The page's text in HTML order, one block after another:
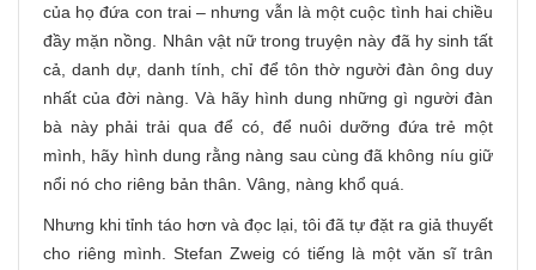
của họ đứa con trai – nhưng vẫn là một cuộc tình hai chiều
đầy mặn nồng. Nhân vật nữ trong truyện này đã hy sinh tất
cả, danh dự, danh tính, chỉ để tôn thờ người đàn ông duy
nhất của đời nàng. Và hãy hình dung những gì người đàn
bà này phải trải qua để có, để nuôi dưỡng đứa trẻ một
mình, hãy hình dung rằng nàng sau cùng đã không níu giữ
nổi nó cho riêng bản thân. Vâng, nàng khổ quá.
Nhưng khi tỉnh táo hơn và đọc lại, tôi đã tự đặt ra giả thuyết
cho riêng mình. Stefan Zweig có tiếng là một văn sĩ trân